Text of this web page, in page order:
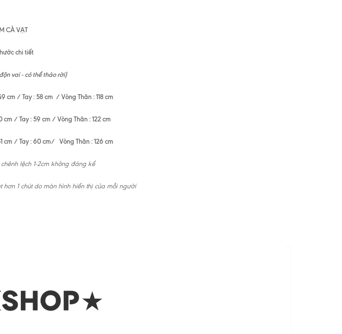
CÀ VẠT
chi tiết
vai - có thể tháo rời)
cm / Tay : 58 cm / Vòng Thân : 118 cm
/ Tay : 59 cm / Vòng Thân : 122 cm
cm / Tay : 60 cm/ Vòng Thân : 126 cm
lệch 1-2cm không đáng kể
1 chút do màn hình hiển thị của mỗi người